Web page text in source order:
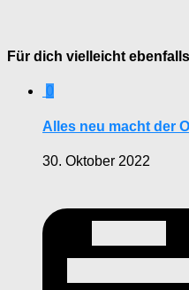
Für dich vielleicht
0
Alles neu macht der
30. Oktober 2022